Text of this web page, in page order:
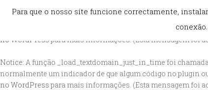
Notice: A função _load_textdomain_just_in_time foi
normalmente um indicador de que algum código no plugin
no WordPress para mais informações. (Esta mensagem foi
Notice: A função _load_textdomain_just_in_time foi
normalmente um indicador de que algum código no plugin
no WordPress para mais informações. (Esta mensagem foi
Para que o nosso síte funcione correctamente,